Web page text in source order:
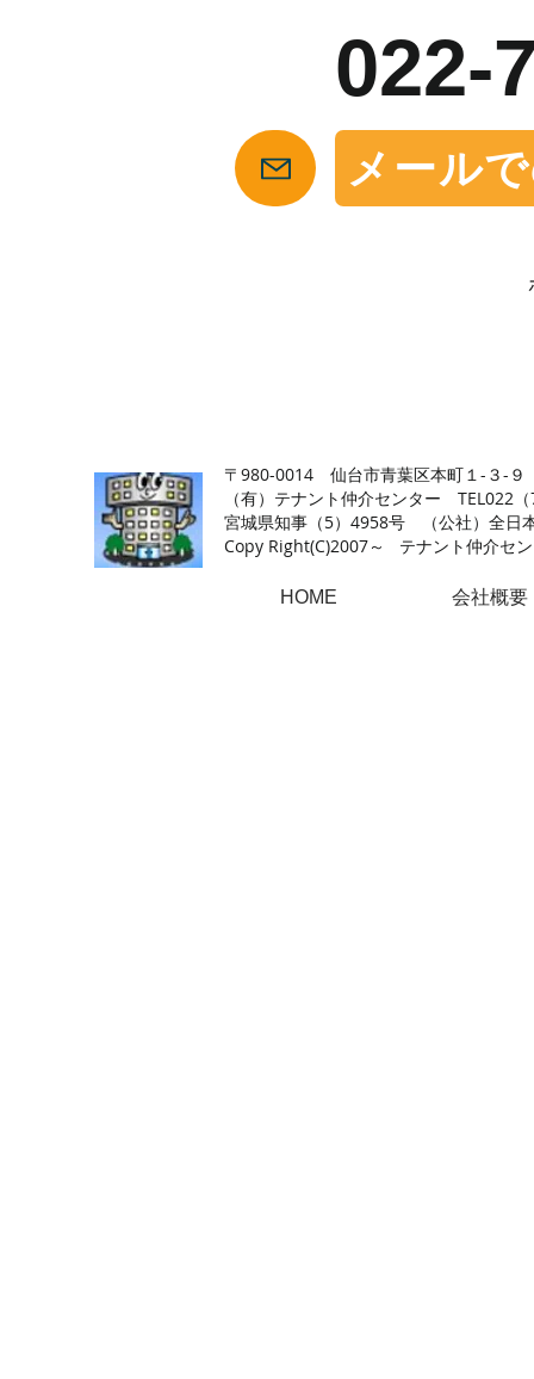
022-
メール
〒980-0014 仙台市青葉区本町１-３-９
（有）テナント仲介センター TEL022
宮城県知事（5）4958号 （公社）全日
Copy Right(C)2007～ テナント仲介セ
HOME 会社概要